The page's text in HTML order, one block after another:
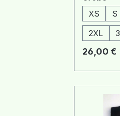
XS
S
2XL
Regulärer
26,00 €